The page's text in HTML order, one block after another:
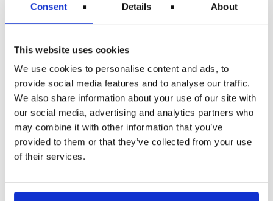
Consent Details About
This website uses cookies
We use cookies to personalise content and ads, to
provide social media features and to analyse our traffic.
We also share information about your use of our site with
our social media, advertising and analytics partners who
may combine it with other information that you’ve
provided to them or that they’ve collected from your use
of their services.
et vidunderligt klima. Italien byder også på Europas
længste og bedste badestrande langs kystlinjen der er
renæssancearkitektur. Her kan du se mere om
rejsemål i Italien. Bestil din flyrejse og planlæg din
sommerferie allerede i dag. kontakt os før – under og
efter din rejse hvis du mangler råd og vejledning
omkring dine rettigheder som flypassager. Vi er altid
klar til at hjælpe.
Del dette indlæg: